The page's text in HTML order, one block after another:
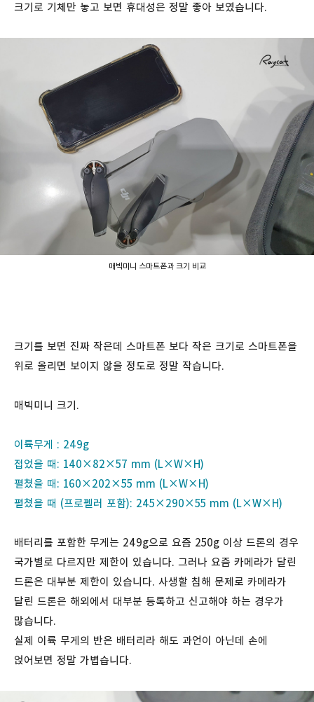
크기로 기체만 놓고 보면 휴대성은 정말 좋아 보였습니다.
매빅미니 스마트폰과 크기 비교
크기를 보면 진짜 작은데 스마트폰 보다 작은 크기로 스마트폰을
위로 올리면 보이지 않을 정도로 정말 작습니다.
매빅미니 크기.
이륙무게 : 249g
접었을 때: 140×82×57 mm (L×W×H)
펼쳤을 때: 160×202×55 mm (L×W×H)
펼쳤을 때 (프로펠러 포함): 245×290×55 mm (L×W×H)
배터리를 포함한 무게는 249g으로 요즘 250g 이상 드론의 경우
국가별로 다르지만 제한이 있습니다. 그러나 요즘 카메라가 달린
드론은 대부분 제한이 있습니다. 사생할 침해 문제로 카메라가
달린 드론은 해외에서 대부분 등록하고 신고해야 하는 경우가
많습니다.
실제 이륙 무게의 반은 배터리라 해도 과언이 아닌데 손에
얹어보면 정말 가볍습니다.